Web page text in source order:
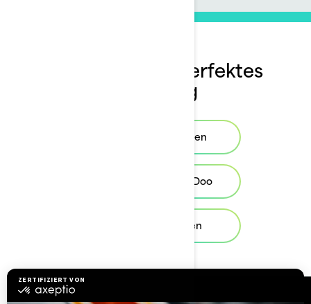
Finden Sie Ihr perfektes
Fahrzeug
Jetboote entdecken
Finden Sie Ihr Sea-Doo
Probefahrt buchen